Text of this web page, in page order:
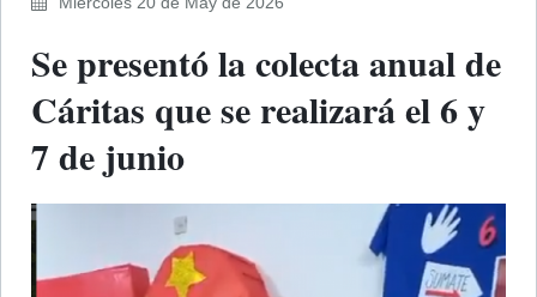
Se presentó la colecta anual de
Cáritas que se realizará el 6 y
7 de junio